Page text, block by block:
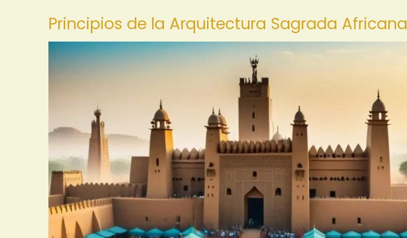
Principios de la Arquitectura Sagrada Africana